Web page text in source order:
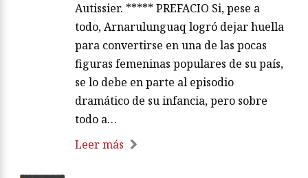
Autissier. ***** PREFACIO Si, pese a
todo, Arnarulunguaq logró dejar huella
para convertirse en una de las pocas
figuras femeninas populares de su país,
se lo debe en parte al episodio
dramático de su infancia, pero sobre
todo a…
Leer más